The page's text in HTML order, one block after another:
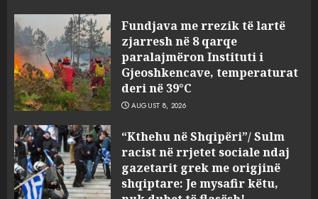
Fundjava me rrezik të lartë
zjarresh në 8 qarqe
paralajmëron Instituti i
Gjeoshkencave, temperaturat
deri në 39°C
AUGUST 8, 2026
“Kthehu në Shqipëri”/ Sulm
racist në rrjetet sociale ndaj
gazetarit grek me origjinë
shqiptare: Je mysafir këtu,